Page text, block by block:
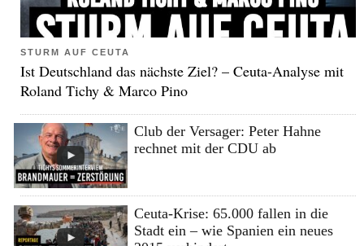
STURM AUF CEUTA
Ist Deutschland das nächste Ziel? – Ceuta-Analyse mit
Roland Tichy & Marco Pino
Club der Versager: Peter Hahne
rechnet mit der CDU ab
Ceuta-Krise: 65.000 fallen in die
Stadt ein – wie Spanien ein neues